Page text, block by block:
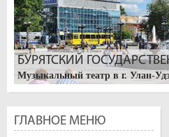
БУРЯТСКИЙ
Музыкальный театр в г. Улан-
ГЛАВНОЕ МЕНЮ